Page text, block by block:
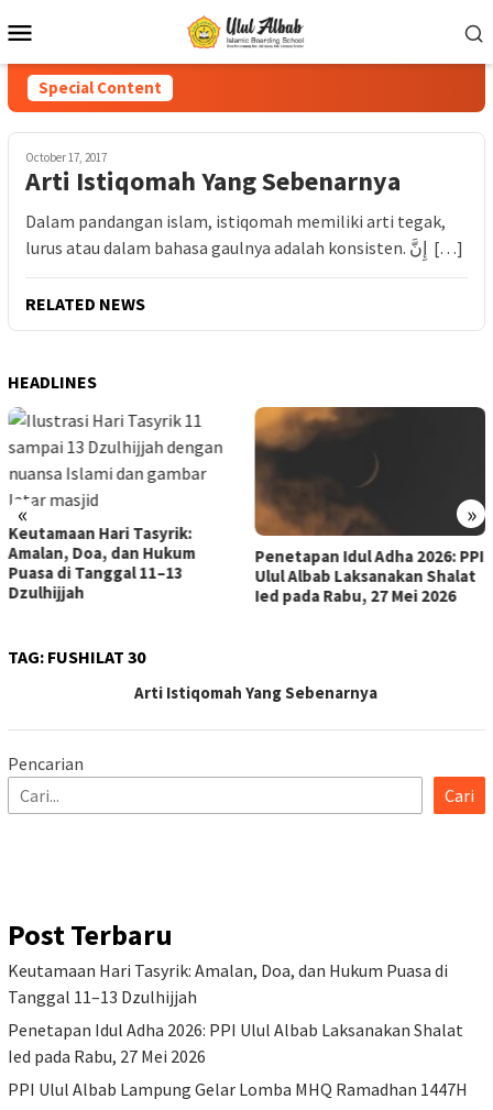
Special Content
October 17, 2017
Arti Istiqomah Yang Sebenarnya
Dalam pandangan islam, istiqomah memiliki arti tegak,
lurus atau dalam bahasa gaulnya adalah konsisten. إِنَّ […]
RELATED NEWS
HEADLINES
« »
Hari Tasyrik:
Doa, dan Hukum
di Tanggal 11–13
Penetapan Idul Adha 2026: PPI
Ulul Albab Laksanakan Shalat
Ied pada Rabu, 27 Mei 2026
TAG: FUSHILAT 30
Arti Istiqomah Yang Sebenarnya
Pencarian
Cari
Post Terbaru
Keutamaan Hari Tasyrik: Amalan, Doa, dan Hukum Puasa di
Tanggal 11–13 Dzulhijjah
Penetapan Idul Adha 2026: PPI Ulul Albab Laksanakan Shalat
Ied pada Rabu, 27 Mei 2026
PPI Ulul Albab Lampung Gelar Lomba MHQ Ramadhan 1447H